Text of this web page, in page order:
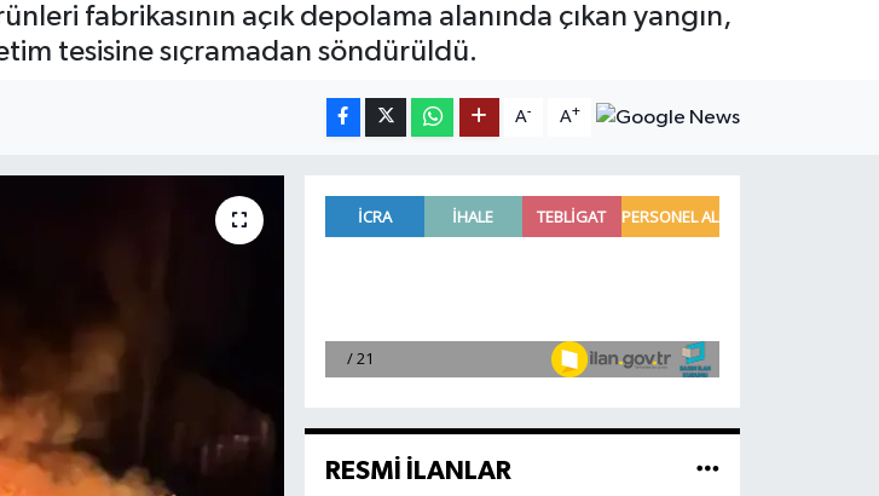
fabrikasının açık depolama alanında çıkan yangın,
tesisine sıçramadan söndürüldü.
A- A+
RESMİ İLANLAR